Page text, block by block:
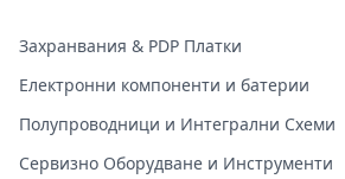
Захранвания & PDP Платки
Електронни компоненти и батерии
Полупроводници и Интегрални Схеми
Сервизно Оборудване и Инструменти